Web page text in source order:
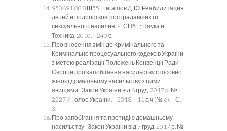
953691 88.8 Ш55 Шигашов Д. Ю. Реабилитация
детей и подростков, пострадавших от
сексуального насилия. – [СПб.] : Наука и
Техника, 2010. – 240 с.
Про внесення змін до Кримінального та
Кримінально процесуального кодексів України
з метою реалізації Положень Конвенції Ради
Європи про запобігання насильству стосовно
жінок і домашньому насильству з цими
явищами : Закон України від 6 груд. 2017 р. №
2227 // Голос України. – 2018. – 11 січ (№ 6). – С.
3.
Про запобігання та протидію домашньому
насильству : Закон України від 7 груд. 2017 р. №